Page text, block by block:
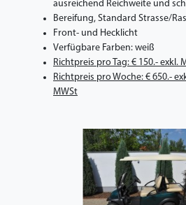
ausreichend Reichweite und
Bereifung, Standard Strasse/
Front- und Hecklicht
Verfügbare Farben: weiß
Richtpreis pro Tag: € 150.- exkl.
Richtpreis pro Woche: € 650.-
MWSt